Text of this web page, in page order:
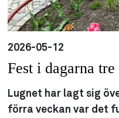
2026-05-12
Fest i dagarna
Lugnet har lagt sig
förra veckan var det